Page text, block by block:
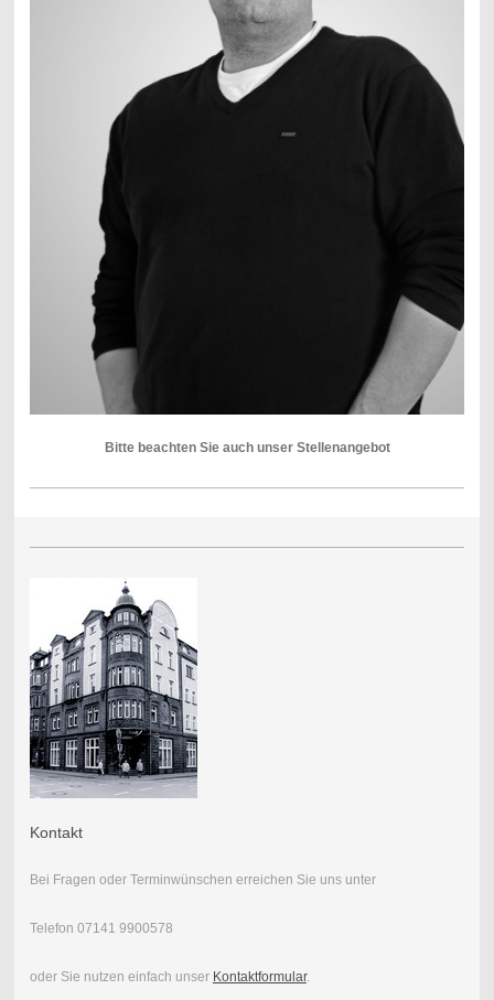
Bitte beachten Sie auch unser Stellenangebot
Kontakt
Bei Fragen oder Terminwünschen erreichen Sie uns unter
Telefon 07141 9900578
oder Sie nutzen einfach unser Kontaktformular.